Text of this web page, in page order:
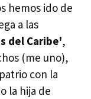
hemos ido de
a las
del Caribe',
(me uno),
con la
la hija de